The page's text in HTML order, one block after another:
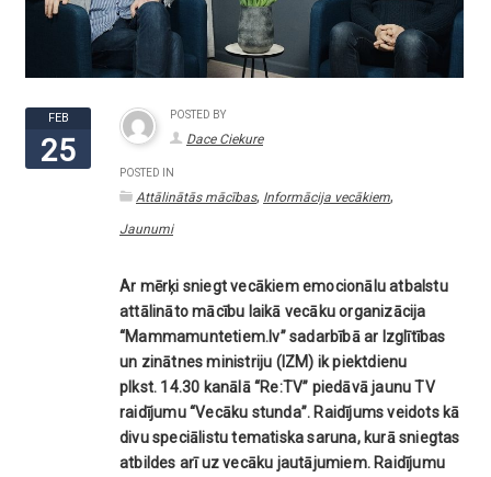
FEB
25
POSTED BY
Dace Ciekure
POSTED IN
Attālinātās mācības, Informācija vecākiem,
Jaunumi
Ar mērķi sniegt vecākiem emocionālu atbalstu
attālināto mācību laikā vecāku organizācija
“Mammamuntetiem.lv” sadarbībā ar Izglītības
un zinātnes ministriju (IZM) ik piektdienu
plkst. 14.30 kanālā “Re:TV” piedāvā jaunu TV
raidījumu “Vecāku stunda”. Raidījums veidots kā
divu speciālistu tematiska saruna, kurā sniegtas
atbildes arī uz vecāku jautājumiem. Raidījumu